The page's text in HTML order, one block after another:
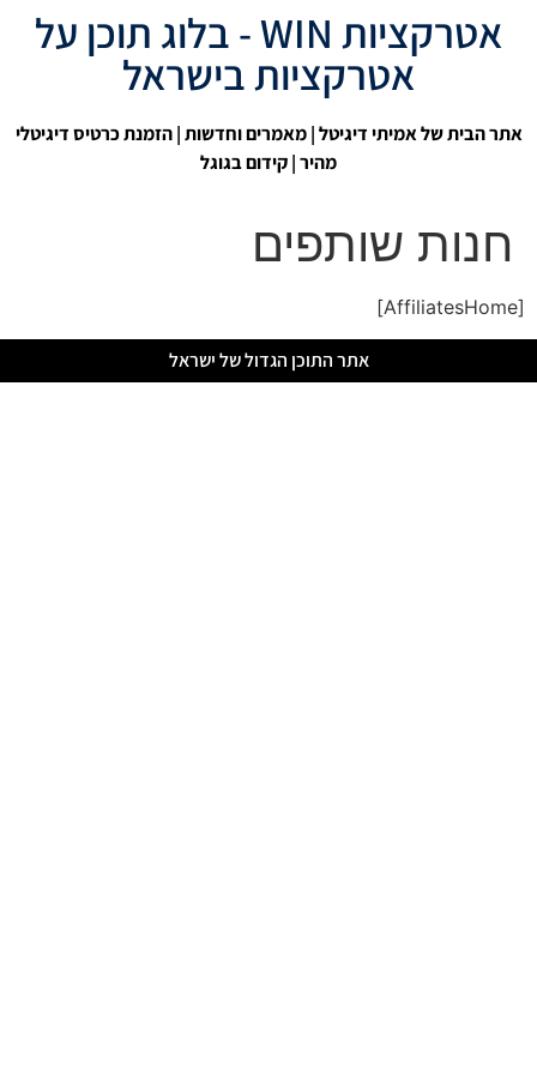
אטרקציות WIN - בלוג תוכן על
אטרקציות בישראל
אתר הבית של אמיתי דיגיטל|מאמרים וחדשות| הזמנת כרטיס דיגיטלי
מהיר |קידום בגוגל
חנות שותפים
[AffiliatesHome]
אתר התוכן הגדול של ישראל